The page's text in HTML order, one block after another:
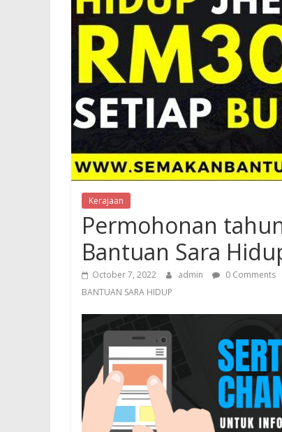
Kerajaan
Permohonan
Bantuan Sara
October 7, 2022 admin 0 Comments
BANTUAN SARA HIDUP